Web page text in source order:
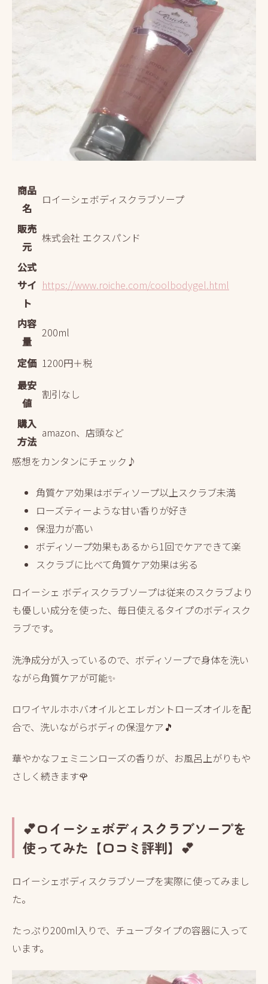
商品
名
ロイーシェボディスクラブソープ
販売
元
株式会社 エクスパンド
公式
サイ
ト
https://www.roiche.com/coolbodygel.html
内容
量
200ml
定価 1200円＋税
最安
値
割引なし
購入
方法
amazon、店頭など
感想をカンタンにチェック♪
角質ケア効果はボディソープ以上スクラブ未満
ローズティーような甘い香りが好き
保湿力が高い
ボディソープ効果もあるから1回でケアできて楽
スクラブに比べて角質ケア効果は劣る
ロイーシェ ボディスクラブソープは従来のスクラブより
も優しい成分を使った、毎日使えるタイプのボディスク
ラブです。
洗浄成分が入っているので、ボディソープで身体を洗い
ながら角質ケアが可能✨
ロワイヤルホホバオイルとエレガントローズオイルを配
合で、洗いながらボディの保湿ケア🎵
華やかなフェミニンローズの香りが、お風呂上がりもや
さしく続きます🌹
💕ロイーシェボディスクラブソープを
使ってみた【口コミ評判】💕
ロイーシェボディスクラブソープを実際に使ってみまし
た。
たっぷり200ml入りで、チューブタイプの容器に入って
います。